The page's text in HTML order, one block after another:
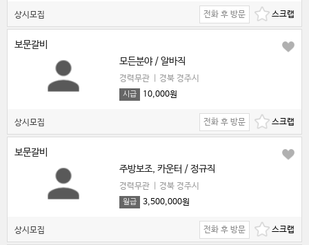
상시모집 전화 후 방문
보문갈비
모든분야 / 알바직
경력무관 경북 경주시
시급 10,000원
상시모집 전화 후 방문
보문갈비
주방보조, 카운터 / 정규직
경력무관 경북 경주시
월급 3,500,000원
상시모집 전화 후 방문